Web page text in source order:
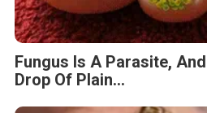
Fungus Is A Parasite,
Drop Of Plain...